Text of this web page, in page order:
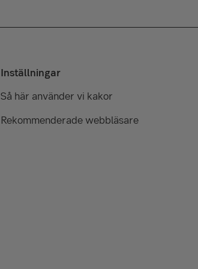
Inställningar
Så här använder vi kakor
Rekommenderade webbläsare